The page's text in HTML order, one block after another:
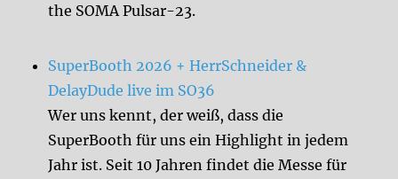
the SOMA Pulsar-23.
SuperBooth 2026 + HerrSchneider &
DelayDude live im SO36
Wer uns kennt, der weiß, dass die
SuperBooth für uns ein Highlight in jedem
Jahr ist. Seit 10 Jahren findet die Messe für